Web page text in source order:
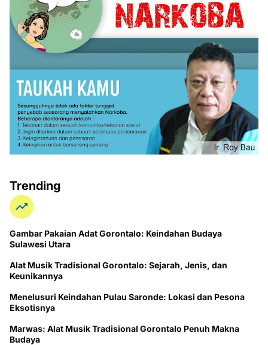
Trending
Gambar Pakaian Adat Gorontalo: Keindahan Budaya
Sulawesi Utara
Alat Musik Tradisional Gorontalo: Sejarah, Jenis, dan
Keunikannya
Menelusuri Keindahan Pulau Saronde: Lokasi dan Pesona
Eksotisnya
Marwas: Alat Musik Tradisional Gorontalo Penuh Makna
Budaya